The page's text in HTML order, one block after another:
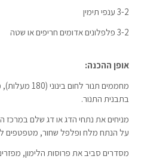
3-2 ענפי תימין
3-2 פלפלונים אדומים חריפים או שטה
אופן ההכנה:
מחממים תנור
בתבנית התנור.
מניחים את נתחי הדג או דג שלם במרכז
על הנתח מלח ופלפל שחור, מטפטפים
מסדרים סביב את פרוסות הלימון,